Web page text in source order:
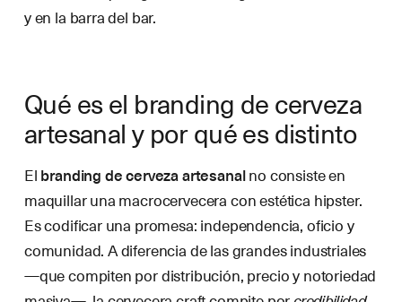
y en la barra del bar.
Qué es el branding de cerveza
artesanal y por qué es distinto
Elbranding de cerveza artesanalno consiste en
maquillar una macrocervecera con estética hipster.
Es codificar una promesa: independencia, oficio y
comunidad. A diferencia de las grandes industriales
—que compiten por distribución, precio y notoriedad